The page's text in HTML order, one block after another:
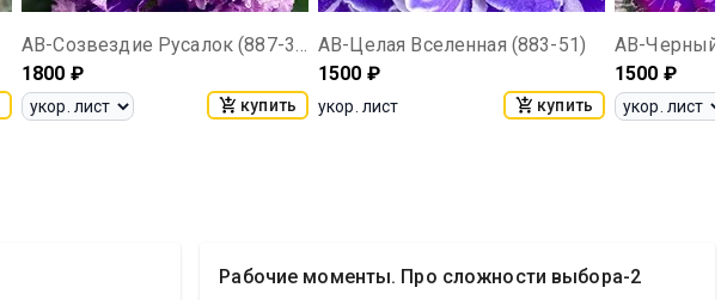
АВ-Созвездие Русалок (887-34)
1800 ₽
купить
АВ-Целая Вселенная (883-51)
1500 ₽
укор. лист купить
АВ-Черный
1500 ₽
Рабочие моменты. Про сложности выбора-2